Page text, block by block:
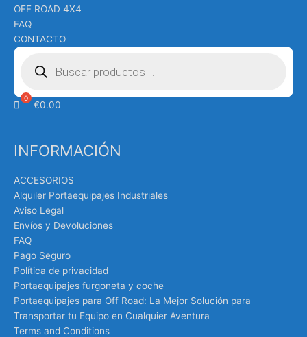
OFF ROAD 4X4
FAQ
CONTACTO
Búsqueda
productos
€0.00
INFORMACIÓN
ACCESORIOS
Alquiler Portaequipajes Industriales
Aviso Legal
Envíos y Devoluciones
FAQ
Pago Seguro
Política de privacidad
Portaequipajes furgoneta y coche
Portaequipajes para Off Road: La Mejor Solución para
Transportar tu Equipo en Cualquier Aventura
Terms and Conditions